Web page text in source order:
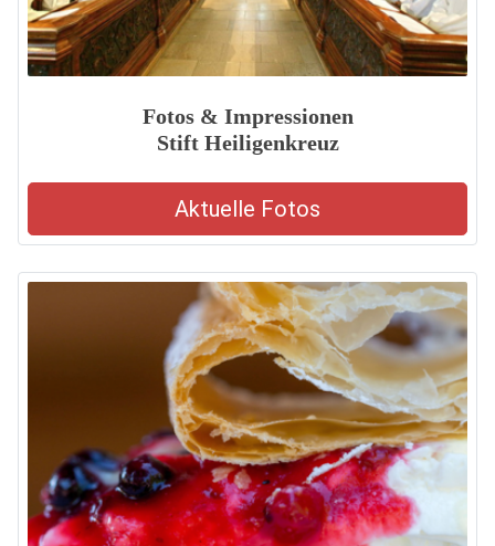
Fotos & Impressionen
Stift Heiligenkreuz
Aktuelle Fotos